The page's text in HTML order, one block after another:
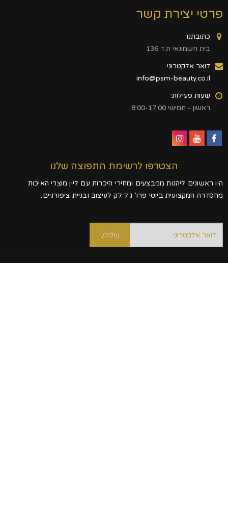
פרטי יצירת קשר
כתובתנו:
בית חשמונאי ת.ד 136
דואר אלקטרוני:
info@psm-beauty.co.il
שעות פעילות:
ראשון - חמישי 8:00-17:00
הצטרפו לרשימת התפוצה שלנו
היו ראשונים ליהנות ממבצעים ומחירי היכרות עם ליין מוצרי האיכות
מהסדרה המקצועית ביוטי פרו' ג'ל לק לעיצוב ובניית ציפורניים.